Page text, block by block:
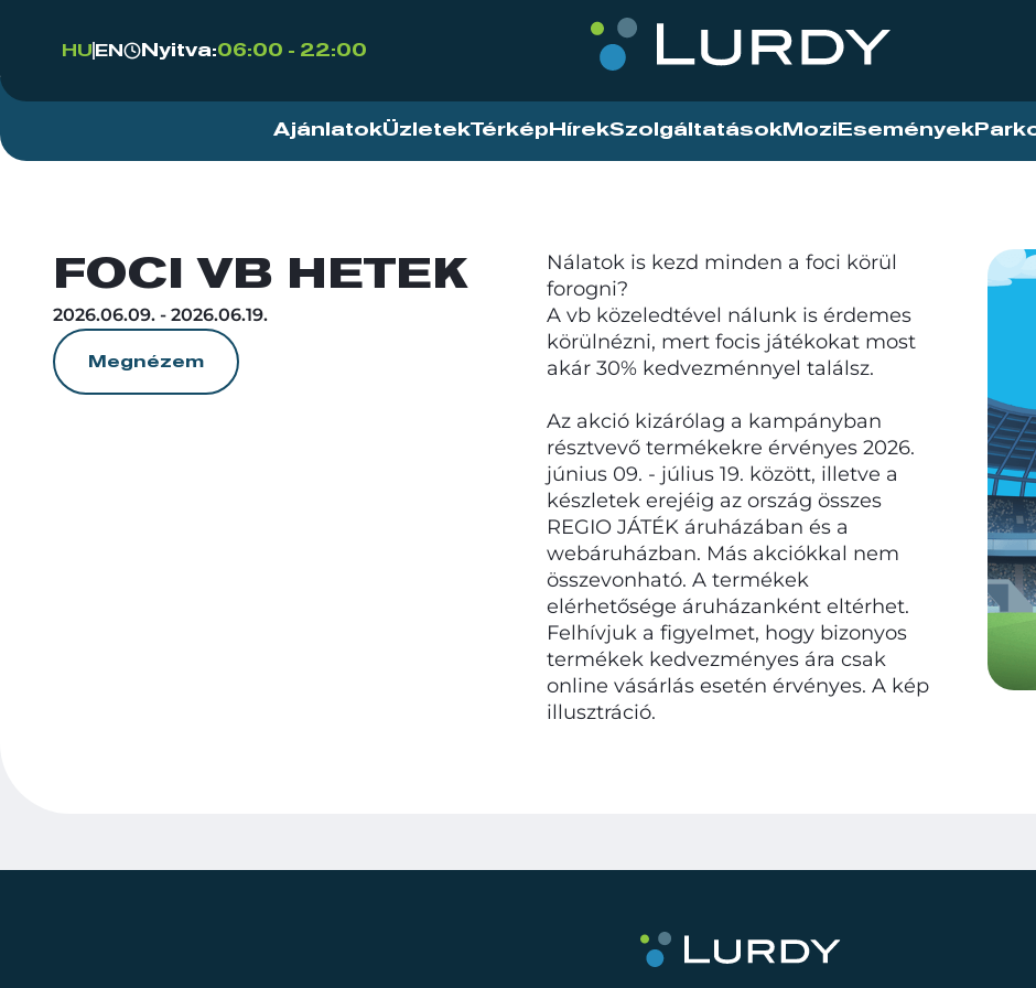
HU EN Nyitva:06:00 - 22:00
AjánlatokÜzletekTérkép HírekSzolgáltatások Mozi Események
FOCI VB HETEK
2026.06.09. - 2026.06.19.
Megnézem
Nálatok is kezd minden a foci körül
forogni?
A vb közeledtével nálunk is érdemes
körülnézni, mert focis játékokat most
akár 30% kedvezménnyel találsz.
Az akció kizárólag a kampányban
résztvevő termékekre érvényes 2026.
június 09. - július 19. között, illetve a
készletek erejéig az ország összes
REGIO JÁTÉK áruházában és a
webáruházban. Más akciókkal nem
összevonható. A termékek
elérhetősége áruházanként eltérhet.
Felhívjuk a figyelmet, hogy bizonyos
termékek kedvezményes ára csak
online vásárlás esetén érvényes. A kép
illusztráció.